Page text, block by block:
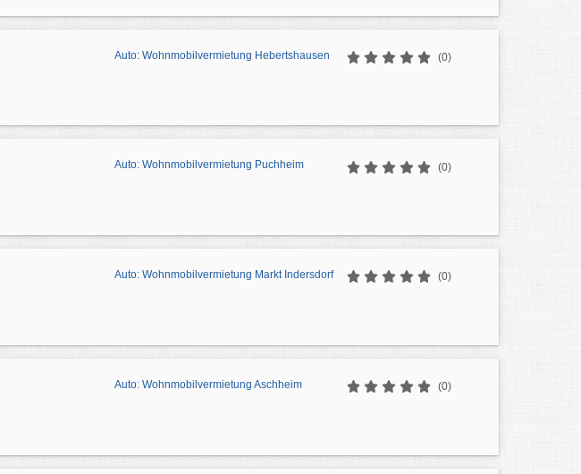
Auto: Wohnmobilvermietung Hebertshausen (0)
Auto: Wohnmobilvermietung Puchheim (0)
Auto: Wohnmobilvermietung Markt Indersdorf (0)
Auto: Wohnmobilvermietung Aschheim (0)